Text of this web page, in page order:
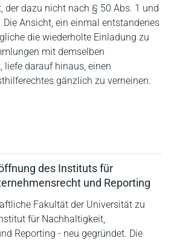
der dazu nicht nach § 50 Abs. 1 und
Die Ansicht, ein einmal entstandenes
die wiederholte Einladung zu
mit demselben
liefe darauf hinaus, einen
gänzlich zu verneinen.
des Instituts für
und Reporting
Fakultät der Universität zu
für Nachhaltigkeit,
Reporting - neu gegründet. Die